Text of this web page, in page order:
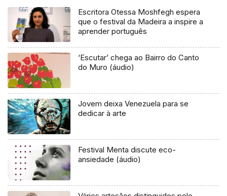
Escritora Otessa Moshfegh espera
que o festival da Madeira a inspire a
aprender português
‘Escutar’ chega ao Bairro do Canto
do Muro (áudio)
Jovem deixa Venezuela para se
dedicar à arte
Festival Menta discute eco-
ansiedade (áudio)